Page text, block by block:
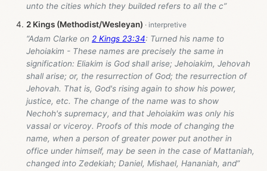
unto the cities which they builded refers to all the c”
2 Kings (Methodist/Wesleyan)
“Adam Clarke on 2 Kings 23:34: Turned his name to
Jehoiakim - These names are precisely the same in
signification: Eliakim is God shall arise; Jehoiakim, Jehovah
shall arise; or, the resurrection of God; the resurrection of
Jehovah. That is, God's rising again to show his power,
justice, etc. The change of the name was to show
Nechoh's supremacy, and that Jehoiakim was only his
vassal or viceroy. Proofs of this mode of changing the
name, when a person of greater power put another in
office under himself, may be seen in the case of Mattaniah,
changed into Zedekiah; Daniel, Mishael, Hananiah, and”